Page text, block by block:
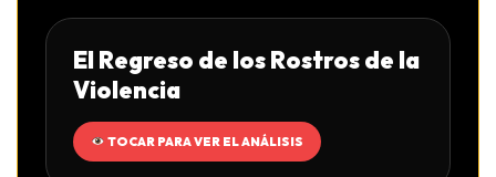
El Regreso de los Rostros de la
Violencia
TOCAR PARA VER EL ANÁLISIS